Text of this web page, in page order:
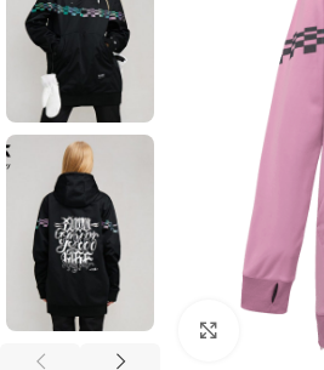
Увеличить